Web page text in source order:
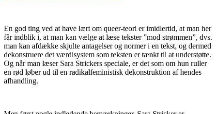
En god ting ved at have lært om queer-teori er imidlertid, at man her
får indblik i, at man kan vælge at læse tekster ”mod strømmen”, dvs.
man kan afdække skjulte antagelser og normer i en tekst, og dermed
dekonstruere det værdisystem som teksten er tænkt til at understøtte.
Og når man læser Sara Strickers speciale, er det som om hun ruller
en rød løber ud til en radikalfeministisk dekonstruktion af hendes
afhandling.